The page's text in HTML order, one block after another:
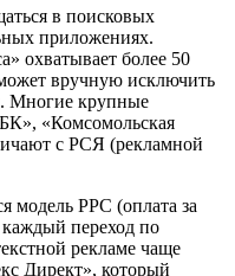
в поисковых
приложениях.
охватывает более 50
вручную исключить
Многие крупные
«Комсомольская
с РСЯ (рекламной
модель PPC (оплата за
каждый переход по
рекламе чаще
Директ», который